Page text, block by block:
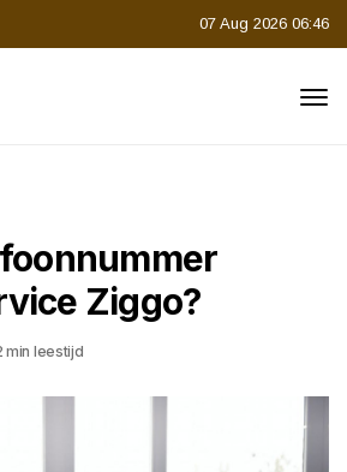
07 Aug 2026 06:46
Ziggo?
min leestijd